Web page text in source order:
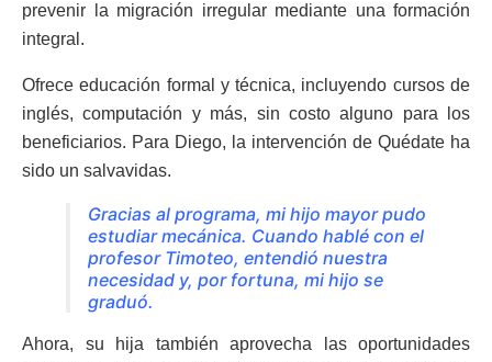
prevenir la migración irregular mediante una formación
integral.
Ofrece educación formal y técnica, incluyendo cursos de
inglés, computación y más, sin costo alguno para los
beneficiarios. Para Diego, la intervención de Quédate ha
sido un salvavidas.
Gracias al programa, mi hijo mayor pudo
estudiar mecánica. Cuando hablé con el
profesor Timoteo, entendió nuestra
necesidad y, por fortuna, mi hijo se
graduó.
Ahora, su hija también aprovecha las oportunidades